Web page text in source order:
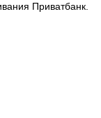
Приватбанк.